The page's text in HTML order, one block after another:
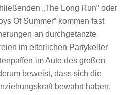
„The Long Run“ oder
Of Summer” kommen fast
an durchgetanzte
im elterlichen Partykeller
im Auto des großen
beweist, dass sich die
bewahrt haben,